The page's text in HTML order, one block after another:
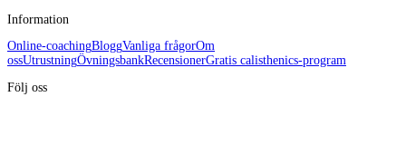
Information
Online-coachingBloggVanliga frågorOm
ossUtrustningÖvningsbankRecensionerGratis calisthenics-program
Följ oss